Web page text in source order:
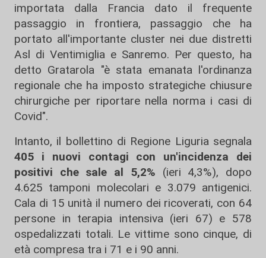
importata dalla Francia dato il frequente
passaggio in frontiera, passaggio che ha
portato all'importante cluster nei due distretti
Asl di Ventimiglia e Sanremo. Per questo, ha
detto Gratarola "è stata emanata l'ordinanza
regionale che ha imposto strategiche chiusure
chirurgiche per riportare nella norma i casi di
Covid".
Intanto, il bollettino di Regione Liguria segnala
405 i nuovi contagi con un'incidenza dei
positivi che sale al 5,2% (ieri 4,3%), dopo
4.625 tamponi molecolari e 3.079 antigenici.
Cala di 15 unità il numero dei ricoverati, con 64
persone in terapia intensiva (ieri 67) e 578
ospedalizzati totali. Le vittime sono cinque, di
età compresa tra i 71 e i 90 anni.